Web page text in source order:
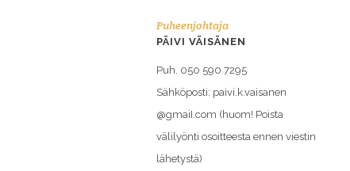
Puheenjohtaja
PÄIVI VÄISÄNEN
Puh. 050 590 7295
Sähköposti: paivi.k.vaisanen
@gmaiI.com (huom! Poista
välilyönti osoitteesta ennen viestin
lähetystä)